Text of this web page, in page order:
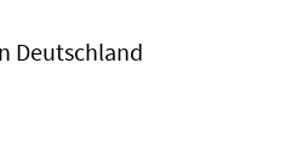
Deutschland